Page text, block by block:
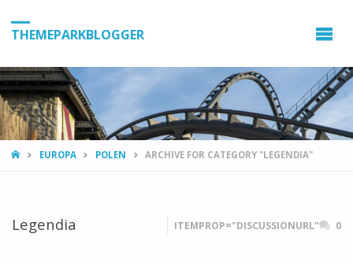
THEMEPARKBLOGGER
HOMEEUROPA POLEN ARCHIVE FOR CATEGORY "LEGENDIA"
Legendia ITEMPROP="DISCUSSIONURL" 0